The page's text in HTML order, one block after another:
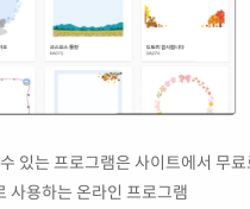
있는 프로그램은 사이트에서 무
사용하는 온라인 프로그램